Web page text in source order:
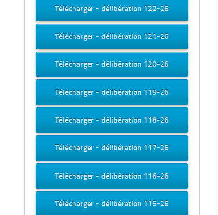
Télécharger - délibération 122-26
Télécharger - délibération 121-26
Télécharger - délibération 120-26
Télécharger - délibération 119-26
Télécharger - délibération 118-26
Télécharger - délibération 117-26
Télécharger - délibération 116-26
Télécharger - délibération 115-26